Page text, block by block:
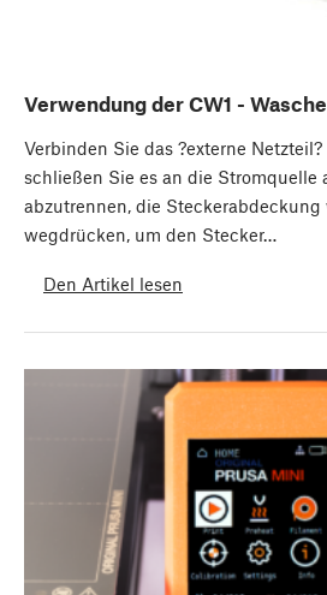
Verwendung der CW1 -
Verbinden Sie das ?externe
schließen Sie es an die Stromquelle
abzutrennen, die Steckerabdeckung
wegdrücken, um den Stecker…
Den Artikel lesen